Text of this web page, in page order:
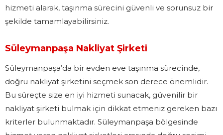
hizmeti alarak, taşınma sürecini güvenli ve sorunsuz bir
şekilde tamamlayabilirsiniz.
Süleymanpaşa Nakliyat Şirketi
Süleymanpaşa’da bir evden eve taşınma sürecinde,
doğru nakliyat şirketini seçmek son derece önemlidir.
Bu süreçte size en iyi hizmeti sunacak, güvenilir bir
nakliyat şirketi bulmak için dikkat etmeniz gereken bazı
kriterler bulunmaktadır. Süleymanpaşa bölgesinde